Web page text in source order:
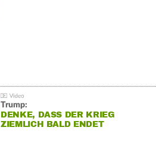
Trump:
DENKE, DASS DER KRIEG
ZIEMLICH BALD ENDET